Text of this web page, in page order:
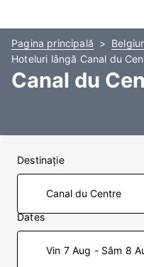
Pagina principală
Hoteluri lângă Canal du
Canal du
Destinaţie
Dates
Vin 7 Aug - Sâm 8